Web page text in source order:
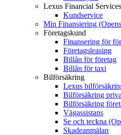
Lexus Financial Services
Kundservice
Min Finansiering
Företagskund
Finansering för
Företagsleasing
Billån för företag
Billån för taxi
Bilförsäkring
Lexus
Bilförsäkring
Bilförsäkring
Vägassistans
Se och teckna
Skadeanmälan